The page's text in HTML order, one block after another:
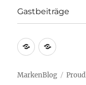
Gastbeiträge
MarkenBlog